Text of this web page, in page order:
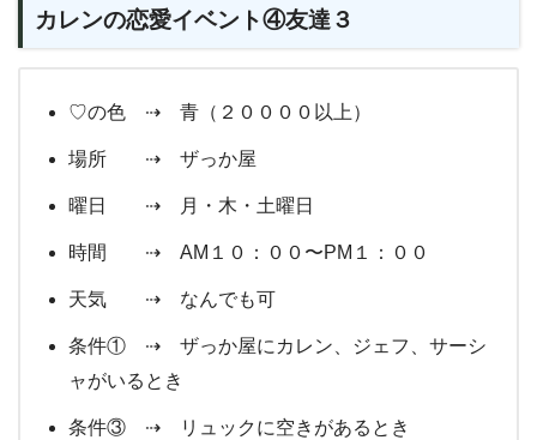
カレンの恋愛イベント④友達３
♡の色 ⇢ 青（２００００以上）
場所 ⇢ ザっか屋
曜日 ⇢ 月・木・土曜日
時間 ⇢ AM１０：００〜PM１：００
天気 ⇢ なんでも可
条件① ⇢ ザっか屋にカレン、ジェフ、サーシ
ャがいるとき
条件③ ⇢ リュックに空きがあるとき